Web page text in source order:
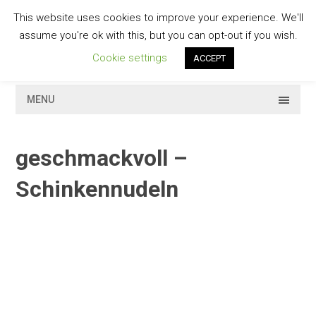
contentGESCHMACKVOLL
MENU
geschmackvoll –
Schinkennudeln
This website uses cookies to improve your experience. We'll
assume you're ok with this, but you can opt-out if you wish.
Cookie settings
ACCEPT